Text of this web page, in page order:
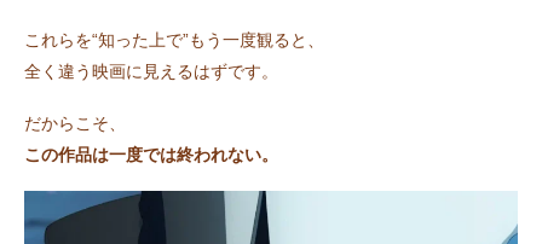
これらを“知った上で”もう一度観ると、
全く違う映画に見えるはずです。
だからこそ、
この作品は一度では終われない。